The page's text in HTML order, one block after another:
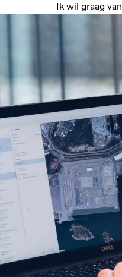
Ik wil graag